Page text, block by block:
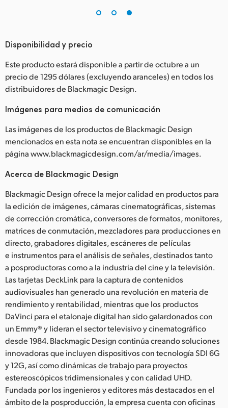
Disponibilidad y precio
Este producto estará disponible a partir de octubre a un
precio de 1295 dólares (excluyendo aranceles) en todos los
distribuidores de Blackmagic Design.
Imágenes para medios de comunicación
Las imágenes de los productos de Blackmagic Design
mencionados en esta nota se encuentran disponibles en la
página www.blackmagicdesign.com/ar/media/images.
Acerca de Blackmagic Design
Blackmagic Design ofrece la mejor calidad en productos para
la edición de imágenes, cámaras cinematográficas, sistemas
de corrección cromática, conversores de formatos, monitores,
matrices de conmutación, mezcladores para producciones en
directo, grabadores digitales, escáneres de películas
e instrumentos para el análisis de señales, destinados tanto
a posproductoras como a la industria del cine y la televisión.
Las tarjetas DeckLink para la captura de contenidos
audiovisuales han generado una revolución en materia de
rendimiento y rentabilidad, mientras que los productos
DaVinci para el etalonaje digital han sido galardonados con
un Emmy® y lideran el sector televisivo y cinematográfico
desde 1984. Blackmagic Design continúa creando soluciones
innovadoras que incluyen dispositivos con tecnología SDI 6G
y 12G, así como dinámicas de trabajo para proyectos
estereoscópicos tridimensionales y con calidad UHD.
Fundada por los ingenieros y editores más destacados en el
ámbito de la posproducción, la empresa cuenta con oficinas